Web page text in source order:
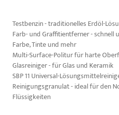
Testbenzin - traditionelles Erdöl-
Farb- und Graffitientferner - schnell
Farbe, Tinte und mehr
Multi-Surface-Politur für harte
Glasreiniger - für Glas und Keramik
SBP 11 Universal-
Reinigungsgranulat - ideal für den
Flüssigkeiten